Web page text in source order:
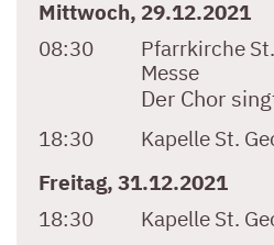
Mittwoch, 29.12.2021
08:30
Pfarrkirche
Messe
Der Chor
18:30 Kapelle St.
Freitag, 31.12.2021
18:30
Kapelle St.